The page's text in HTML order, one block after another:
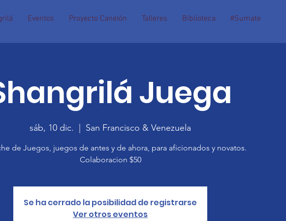
Eventos Proyecto Canelón Talleres Biblioteca #Sumate
Juega
sáb, 10 dic. San Francisco & Venezuela
de Juegos, juegos de antes y de ahora, para aficionados y novatos.
Colaboracion $50
Se ha cerrado la posibilidad de registrarse
Ver otros eventos